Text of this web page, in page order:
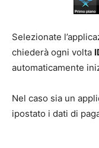
Selezionate
chiederà ogni volta
automaticamente
Nel caso sia un
ipostato i dati di